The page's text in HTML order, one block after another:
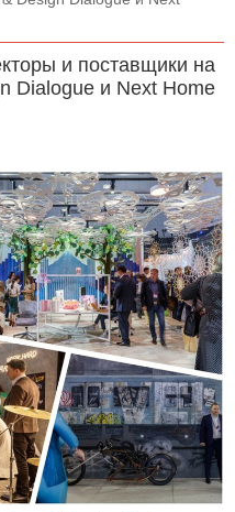
и поставщики на
Dialogue и Next Home